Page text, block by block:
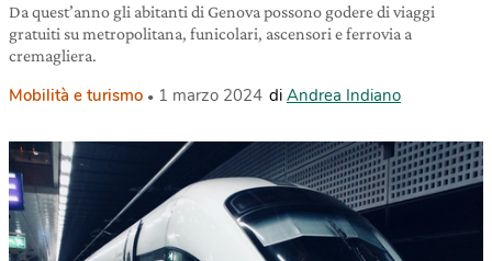
Da quest’anno gli abitanti di Genova possono godere di viaggi
gratuiti su metropolitana, funicolari, ascensori e ferrovia a
cremagliera.
Mobilità e turismo 1 marzo 2024 di Andrea Indiano